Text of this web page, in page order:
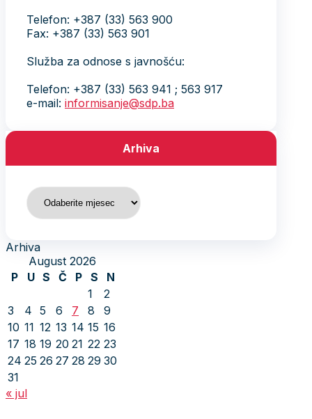
Telefon: +387 (33) 563 900
Fax: +387 (33) 563 901
Služba za odnose s javnošću:
Telefon: +387 (33) 563 941 ; 563 917
e-mail: informisanje@sdp.ba
Arhiva
Arhiva
Arhiva
August 2026
P
U S Č P S
N
1
2
3
4 5 6 7 8
9
10 11 12 13 14 15 16
17 18 19 20 21 22 23
24 25 26 27 28 29 30
31
« jul